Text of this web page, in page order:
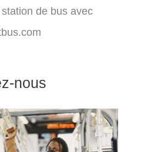
de bus avec
nous